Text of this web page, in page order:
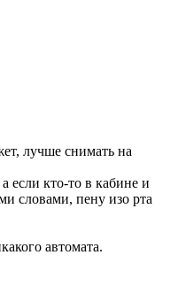
лучше снимать на
если кто-то в кабине и
словами, пену изо рта
автомата.